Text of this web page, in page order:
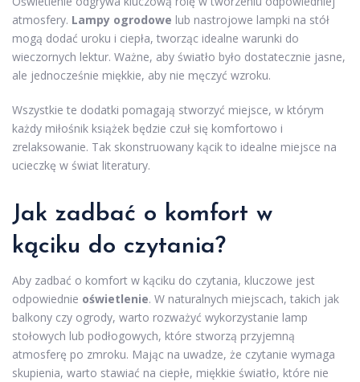
atmosfery. Lampy ogrodowe lub nastrojowe lampki na stół
mogą dodać uroku i ciepła, tworząc idealne warunki do
wieczornych lektur. Ważne, aby światło było dostatecznie jasne,
ale jednocześnie miękkie, aby nie męczyć wzroku.
Wszystkie te dodatki pomagają stworzyć miejsce, w którym
każdy miłośnik książek będzie czuł się komfortowo i
zrelaksowanie. Tak skonstruowany kącik to idealne miejsce na
ucieczkę w świat literatury.
Jak zadbać o komfort w
kąciku do czytania?
Aby zadbać o komfort w kąciku do czytania, kluczowe jest
odpowiednie oświetlenie. W naturalnych miejscach, takich jak
balkony czy ogrody, warto rozważyć wykorzystanie lamp
stołowych lub podłogowych, które stworzą przyjemną
atmosferę po zmroku. Mając na uwadze, że czytanie wymaga
skupienia, warto stawiać na ciepłe, miękkie światło, które nie